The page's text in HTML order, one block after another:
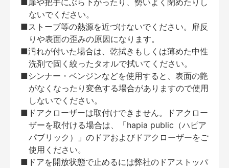
■扉や把手にぶら下がったり、勢いよく閉めたりし
ないでください。
■ストーブ等の熱源を近づけないでください。扉反
りや表面の歪みの原因になります。
■汚れが付いた場合は、乾拭きもしくは薄めた中性
洗剤で固く絞ったタオルで拭いてください。
■シンナー・ベンジンなどを使用すると、表面の艶
がなくなったり変色する場合がありますので使用
しないでください。
■ドアクローザーは取付けできません。ドアクロー
ザーを取付ける場合は、「hapia public（ハピア
パブリック）」のドアおよびドアクローザーをご
使用ください。
■ドアを開放状態で止めるには弊社のドアストッパ